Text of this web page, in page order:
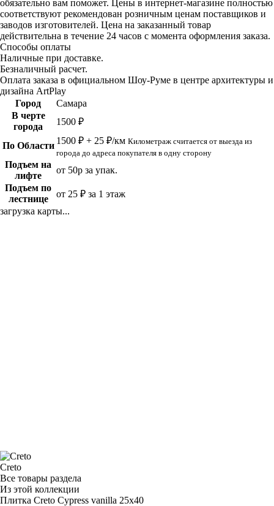
обязательно вам поможет. Цены в интернет-магазине полностью
соответствуют рекомендован розничным ценам поставщиков и
заводов изготовителей. Цена на заказанный товар
действительна в течение 24 часов с момента оформления заказа.
Способы оплаты
Наличные при доставке.
Безналичный расчет.
Оплата заказа в официальном Шоу-Руме в центре архитектуры и
дизайна ArtPlay
Город
Самара
В черте
города
1500 ₽
По Области 1500 ₽ + 25 ₽/км Километраж считается от выезда из
города до адреса покупателя в одну сторону
Подъем на
лифте
от 50р за упак.
Подъем по
лестнице
от 25 ₽ за 1 этаж
загрузка карты...
Creto
Все товары раздела
Из этой коллекции
Плитка Creto Cypress vanilla 25х40